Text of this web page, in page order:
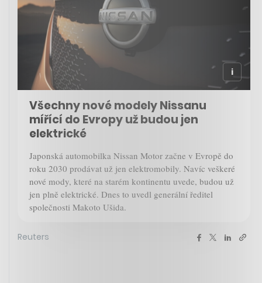
Všechny nové modely Nissanu
mířící do Evropy už budou jen
elektrické
Japonská automobilka Nissan Motor začne v Evropě do
roku 2030 prodávat už jen elektromobily. Navíc veškeré
nové mody, které na starém kontinentu uvede, budou už
jen plně elektrické. Dnes to uvedl generální ředitel
společnosti Makoto Ušida.
Reuters